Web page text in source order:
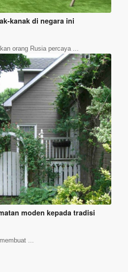
kanak di negara ini
orang Rusia percaya ...
moden kepada tradisi
...